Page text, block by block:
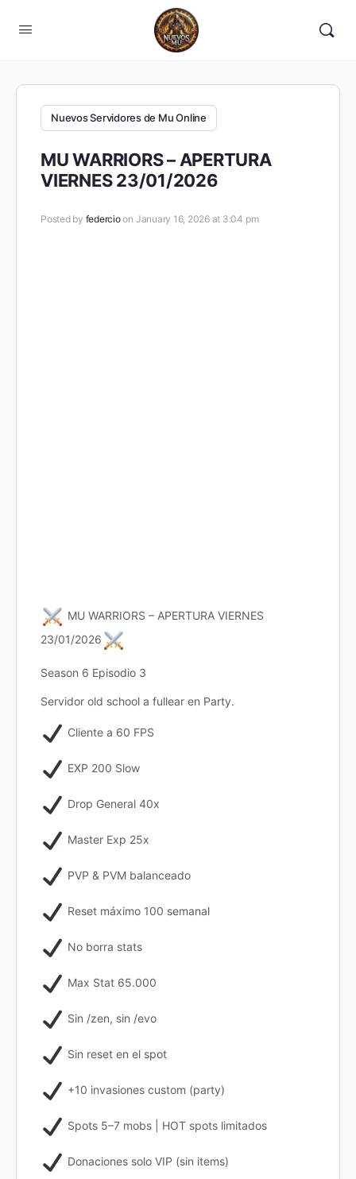
Nuevos Servidores de Mu Online
MU WARRIORS – APERTURA
VIERNES 23/01/2026
Posted by federcioon January 16, 2026 at 3:04 pm
MU WARRIORS – APERTURA VIERNES
23/01/2026
Season 6 Episodio 3
Servidor old school a fullear en Party.
Cliente a 60 FPS
EXP 200 Slow
Drop General 40x
Master Exp 25x
PVP & PVM balanceado
Reset máximo 100 semanal
No borra stats
Max Stat 65.000
Sin /zen, sin /evo
Sin reset en el spot
+10 invasiones custom (party)
Spots 5–7 mobs | HOT spots limitados
Donaciones solo VIP (sin items)